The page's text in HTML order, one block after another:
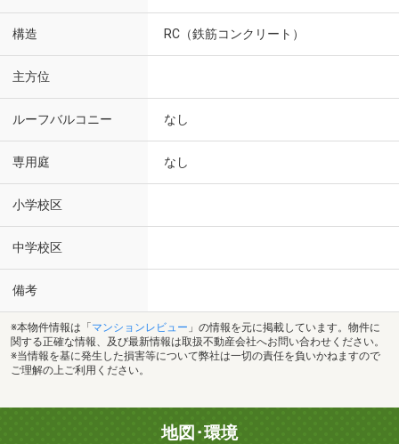
構造 RC（鉄筋コンクリート）
主方位
ルーフバルコニー なし
専用庭 なし
小学校区
中学校区
備考
※本物件情報は「 マンションレビュー 」の情報を元に掲載しています。物件に
関する正確な情報、及び最新情報は取扱不動産会社へお問い合わせください。
※当情報を基に発生した損害等について弊社は一切の責任を負いかねますので
ご理解の上ご利用ください。
地図･環境